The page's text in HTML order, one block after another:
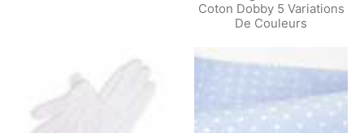
Coton Dobby 5 Variations
De Couleurs